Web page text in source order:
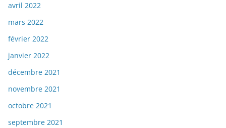
avril 2022
mars 2022
février 2022
janvier 2022
décembre 2021
novembre 2021
octobre 2021
septembre 2021